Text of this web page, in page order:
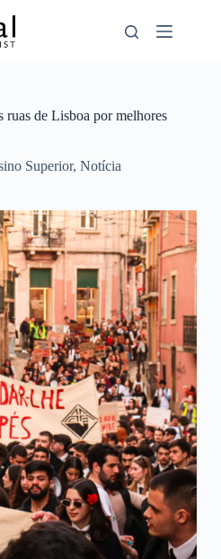
ruas de Lisboa por melhores
Superior, Notícia